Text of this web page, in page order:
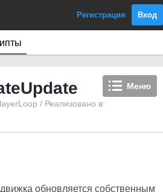
Регистрация Вход
Меню
/ Реализовано в:
обновляется собственным